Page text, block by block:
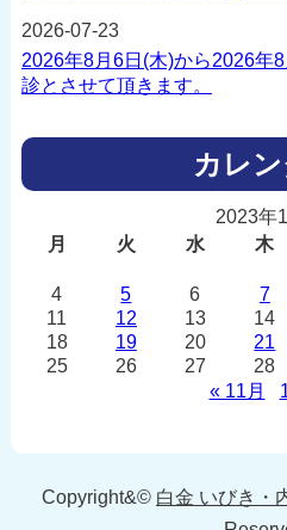
2026年8月6日(木)から2026年
診とさせて頂きます。
2026-07-23
カレ
2023年
月
火 水 木
4
5 6 7
11
12 13 14
18
19 20 21
25
26 27 28
« 11月
Copyright&© 白金 いびき・